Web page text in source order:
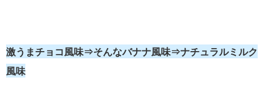
激うまチョコ風味⇒そんなバナナ風味⇒ナチュラルミルク
風味